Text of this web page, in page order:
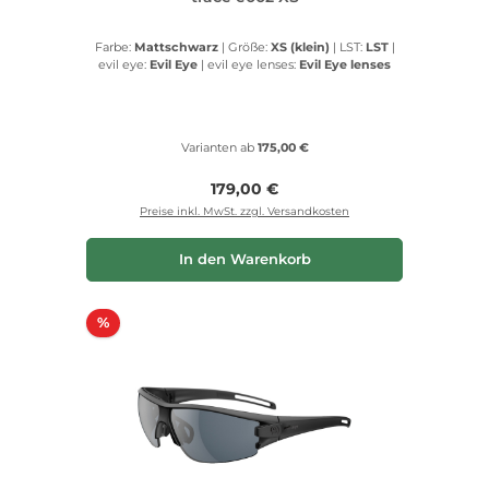
Farbe: Mattschwarz | Größe: XS (klein) | LST: LST |
evil eye: Evil Eye | evil eye lenses: Evil Eye lenses
Varianten ab175,00 €
Regulärer Preis:
179,00 €
Preise inkl. MwSt. zzgl. Versandkosten
In den Warenkorb
%Rabatt